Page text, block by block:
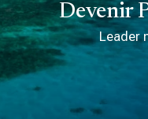
Devenir
Leader